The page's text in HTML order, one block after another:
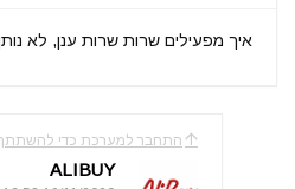
איך מפעילים שרות שרות ענן, לא
התחבר למערכת כדי להשתתף
ALIBUY